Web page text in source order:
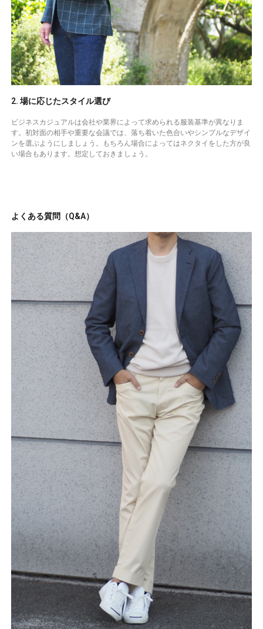
2. 場に応じたスタイル選び
ビジネスカジュアルは会社や業界によって求められる服装基準が異なりま
す。初対面の相手や重要な会議では、落ち着いた色合いやシンプルなデザイ
ンを選ぶようにしましょう。もちろん場合によってはネクタイをした方が良
い場合もあります。想定しておきましょう。
よくある質問（Q&A）